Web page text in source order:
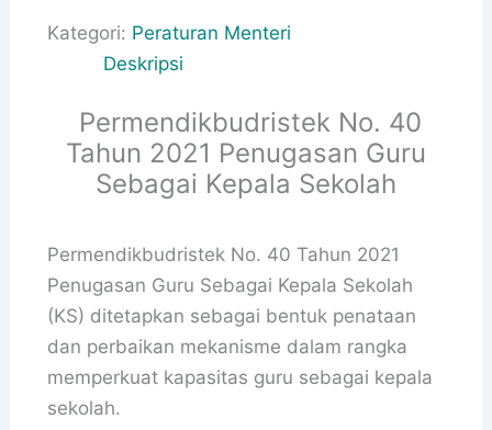
Kategori: Peraturan Menteri
Deskripsi
Permendikbudristek No. 40
Tahun 2021 Penugasan Guru
Sebagai Kepala Sekolah
Permendikbudristek No. 40 Tahun 2021
Penugasan Guru Sebagai Kepala Sekolah
(KS) ditetapkan sebagai bentuk penataan
dan perbaikan mekanisme dalam rangka
memperkuat kapasitas guru sebagai kepala
sekolah.